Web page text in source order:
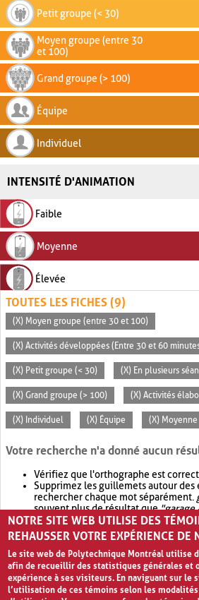
Petit groupe (< 30)
Moyen groupe (entre 30
et 100)
Grand groupe (> 100)
Équipe
Individuel
INTENSITÉ D'ANIMATION
Faible
Moyenne
Élevée
TOUTES LES FICHES (9)
(X) Moyen groupe (entre 30 et 100)
(X) Activités développées (Entre 30 et 60
(X) Petit groupe (< 30) (X) En plusieurs
(X) Grand groupe (> 100) (X) Activités
(X) Individuel (X) Équipe (X) Moyenne
Votre recherche n'a donné aucun
Vérifiez que l'orthographe est
Supprimez les guillemets autour des
rechercher chaque mot séparément.
souvent plus de résultat que"garage
Envisagez d'élargir votre recherche
retournera souvent plus de résultat
NOTRE SITE WEB UTILISE DES
REHAUSSER VOTRE EXPÉRIENCE DE
Le site web de Polytechnique Montréal utilise
afin de recueillir des statistiques générales et
expérience à ses visiteurs. En naviguant sur le
l’utilisation de ces témoins selon les